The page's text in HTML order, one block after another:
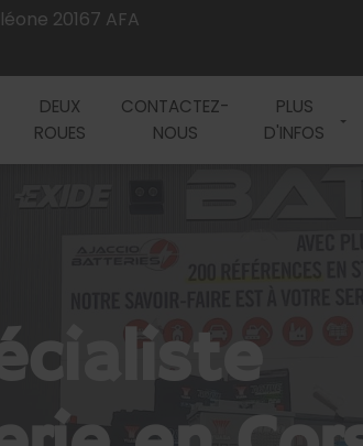
20167 AFA
DEUX
ROUES
CONTACTEZ-
NOUS
PLUS
D'INFOS
20167 AFA
DEUX
ROUES
CONTACTEZ-
NOUS
PLUS
D'INFOS